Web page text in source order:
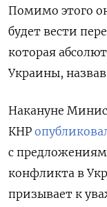
Помимо этого
будет вести
которая
Украины,
Накануне
КНР
с
конфликта в
призывает к